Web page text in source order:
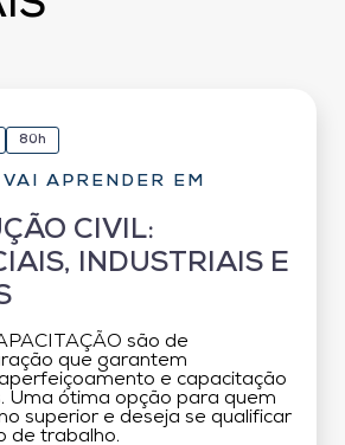
80h
APRENDER EM
CIVIL:
INDUSTRIAIS E
são de
que garantem
e capacitação
Uma ótima opção para quem
superior e deseja se qualificar
de trabalho.